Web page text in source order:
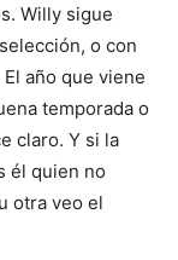
Willy sigue
o con
año que viene
temporada o
claro. Y si la
él quien no
otra veo el